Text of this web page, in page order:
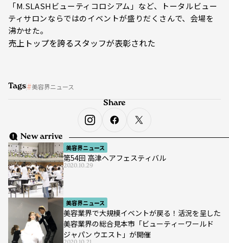
「M.SLASHビューティコロシアム」など、トータルビュー
ティサロンならではのイベントが盛りだくさんで、会場を
沸かせた。
売上トップを誇るスタッフが表彰された
Tags 美容界ニュース
New arrive
美容界ニュース
第54回 高津ヘアフェスティバル
2020.10.29
美容界ニュース
美容業界で大規模イベントが戻る！活況を呈した
美容業界の総合見本市「ビューティーワールド
ジャパン ウエスト」が開催
Share